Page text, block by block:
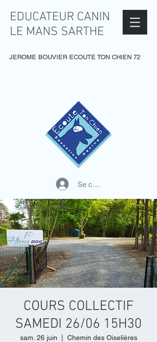
EDUCATEUR CANIN
LE MANS SARTHE
JEROME BOUVIER ECOUTE TON CHIEN 72
Se connecter
COURS COLLECTIF
SAMEDI 26/06 15H30
sam. 26 juin Chemin des Oiselières